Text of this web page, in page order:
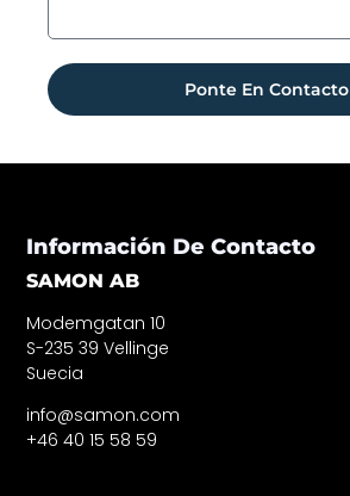
Ponte En Contacto
Información De Contacto
SAMON AB
Modemgatan 10
S-235 39 Vellinge
Suecia
info@samon.com
+46 40 15 58 59